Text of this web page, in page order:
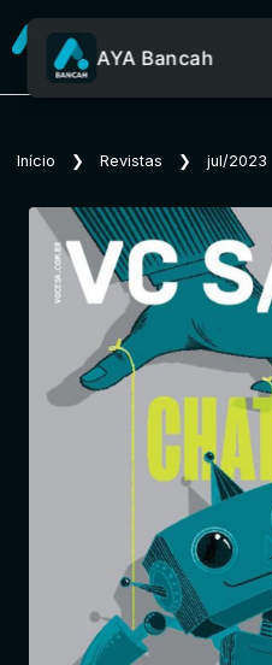
AYA Bancah
Início ❯ Revistas ❯ jul/2023